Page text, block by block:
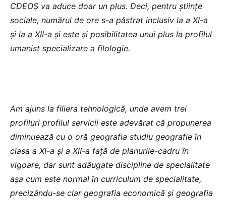
CDEOȘ va aduce doar un plus. Deci, pentru științe
sociale, numărul de ore s-a păstrat inclusiv la a XI-a
și la a XII-a și este și posibilitatea unui plus la profilul
umanist specializare a filologie.
Am ajuns la filiera tehnologică, unde avem trei
profiluri profilul servicii este adevărat că propunerea
diminuează cu o oră geografia studiu geografie în
clasa a XI-a și a XII-a față de planurile-cadru în
vigoare, dar sunt adăugate discipline de specialitate
așa cum este normal în curriculum de specialitate,
precizându-se clar geografia economică și geografia